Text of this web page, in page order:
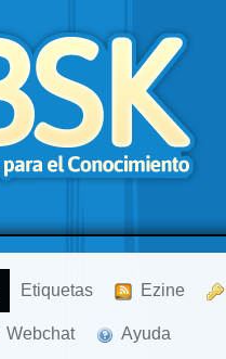
Etiquetas Ezine
Webchat Ayuda